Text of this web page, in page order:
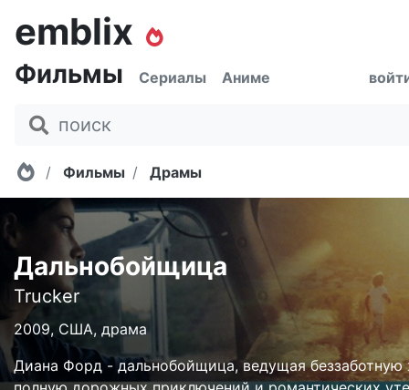
emblix
Фильмы Сериалы Аниме
Главная
Фильмы Драмы
Дальнобойщица
Trucker
2009, США, драма
Диана Форд - дальнобойщица, ведущая беззаботную